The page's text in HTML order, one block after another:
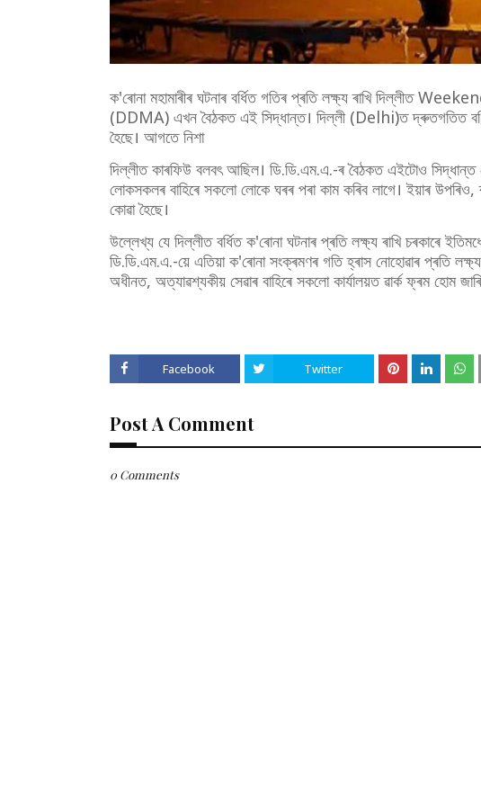
ক'ৰোনা মহামাৰীৰ ঘটনাৰ বৰ্ধিত গতিৰ প্ৰতি লক্ষ্য ৰাখি দিল্লীত
(DDMA) এখন বৈঠকত এই সিদ্ধান্ত। দিল্লী (Delhi)ত দ্ৰুতগতিত
হৈছে। আগতে নিশা
দিল্লীত কাৰফিউ বলবৎ আছিল। ডি.ডি.এম.এ.-ৰ বৈঠকত এইটোও সিদ্ধান্ত
লোকসকলৰ বাহিৰে সকলো লোকে ঘৰৰ পৰা কাম কৰিব লাগে। ইয়াৰ
কোৱা হৈছে।
উল্লেখ্য যে দিল্লীত বৰ্ধিত ক'ৰোনা ঘটনাৰ প্ৰতি লক্ষ্য ৰাখি চৰকাৰে
ডি.ডি.এম.এ.-য়ে এতিয়া ক'ৰোনা সংক্ৰমণৰ গতি হ্ৰাস নোহোৱাৰ প্ৰতি
অধীনত, অত্যাৱশ্যকীয় সেৱাৰ বাহিৰে সকলো কাৰ্যালয়ত ৱাৰ্ক ফ্ৰম হোম
Facebook Twitter
Post A Comment
0 Comments